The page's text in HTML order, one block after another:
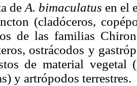
de A. bimaculatus en el
(cladóceros,
de las familias
ostrácodos y
de material vegetal
y artrópodos terrestres.